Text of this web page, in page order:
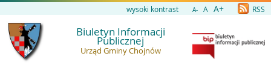
wysoki kontrast A- A A+ RSS
Biuletyn Informacji
Publicznej
Urząd Gminy Chojnów